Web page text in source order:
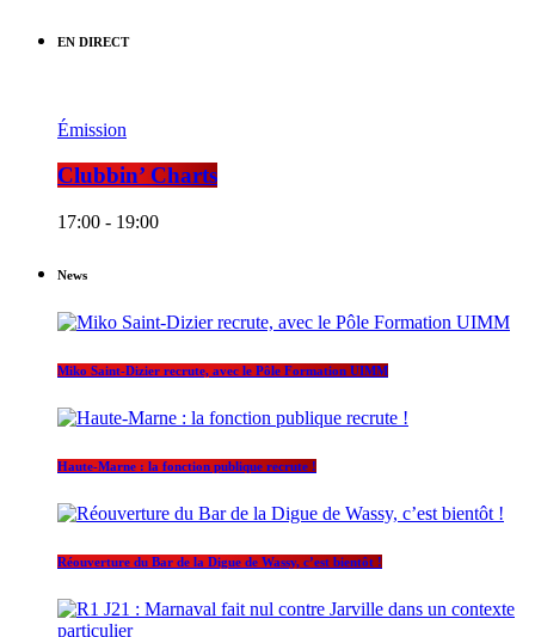
EN DIRECT
Émission
Clubbin’ Charts
17:00 - 19:00
News
Miko Saint-Dizier recrute, avec le Pôle Formation UIMM
Haute-Marne : la fonction publique recrute !
Réouverture du Bar de la Digue de Wassy, c’est bientôt !